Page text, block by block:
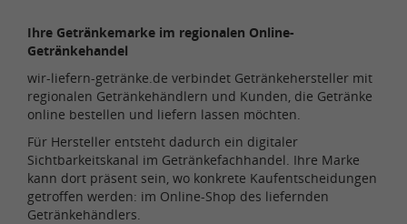
Ihre Getränkemarke im regionalen Online-
Getränkehandel
wir-liefern-getränke.de verbindet Getränkehersteller mit
regionalen Getränkehändlern und Kunden, die Getränke
online bestellen und liefern lassen möchten.
Für Hersteller entsteht dadurch ein digitaler
Sichtbarkeitskanal im Getränkefachhandel. Ihre Marke
kann dort präsent sein, wo konkrete Kaufentscheidungen
getroffen werden: im Online-Shop des liefernden
Getränkehändlers.